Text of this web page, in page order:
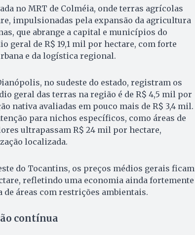
no MRT de Colméia, onde terras agrícolas
impulsionadas pela expansão da agricultura
que abrange a capital e municípios do
geral de R$ 19,1 mil por hectare, com forte
e da logística regional.
no sudeste do estado, registram os
geral das terras na região é de R$ 4,5 mil por
nativa avaliadas em pouco mais de R$ 3,4 mil.
para nichos específicos, como áreas de
ultrapassam R$ 24 mil por hectare,
localizada.
do Tocantins, os preços médios gerais ficam
refletindo uma economia ainda fortemente
de áreas com restrições ambientais.
contínua